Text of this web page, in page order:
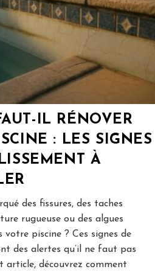
IL RÉNOVER
: LES SIGNES
À
des fissures, des taches
rugueuse ou des algues
votre piscine ? Ces signes de
des alertes qu’il ne faut pas
article, découvrez comment